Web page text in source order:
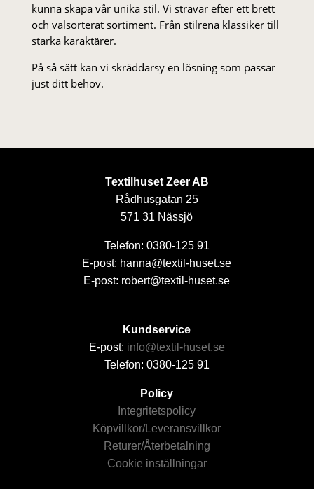
kunna skapa vår unika stil. Vi strä­var efter ett brett
och välsorterat sor­ti­ment. Från stil­rena klas­siker till
starka karaktärer.
På så sätt kan vi skräddarsy en lösning som passar
just ditt behov.
Textilhuset Zeer AB
Rådhusgatan 25
571 31 Nässjö
Telefon: 0380-125 91
E-post: hanna@textil-huset.se
E-post: robert@textil-huset.se
Kundservice
E-post: info@textil-huset.se
Telefon: 0380-125 91
Policy
Integritetspolicy
Köpvillkor/Leveransvillkor
Returer/Återbetalning
Cookie inställningar